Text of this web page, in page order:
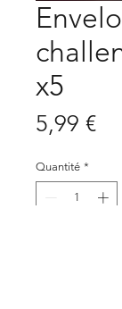
x5
5,99 €Prix
Quantité *